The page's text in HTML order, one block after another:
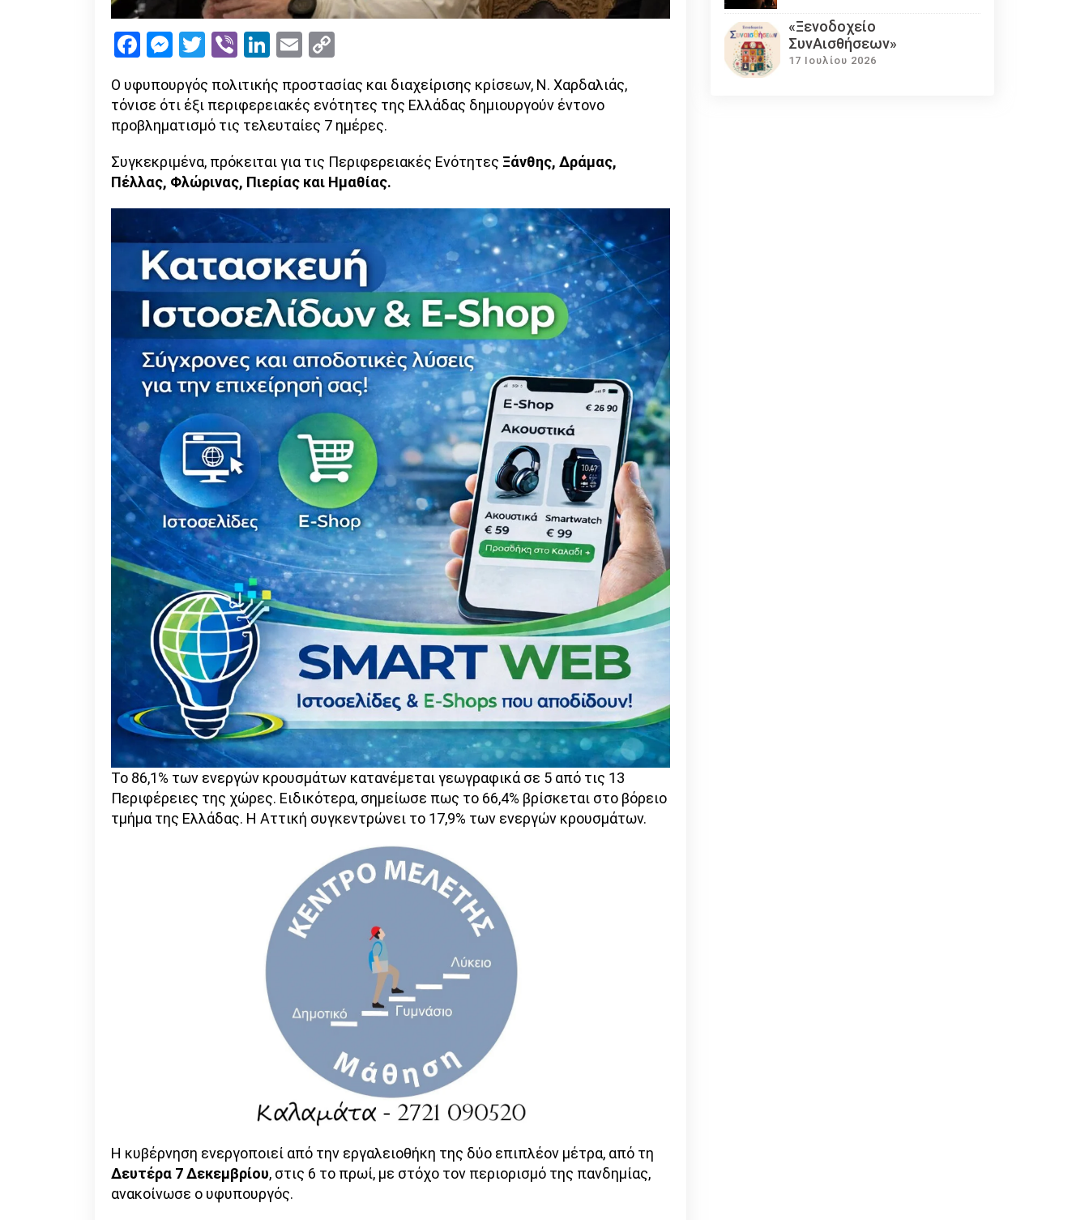
Facebook
Messenger
Twitter
ViberLinkedIn
Email
Link
Ο υφυπουργός πολιτικής προστασίας και διαχείρισης κρίσεων, Ν. Χαρδαλιάς,
τόνισε ότι έξι περιφερειακές ενότητες της Ελλάδας δημιουργούν έντονο
προβληματισμό τις τελευταίες 7 ημέρες.
Συγκεκριμένα, πρόκειται για τις Περιφερειακές Ενότητες Ξάνθης, Δράμας,
Πέλλας, Φλώρινας, Πιερίας και Ημαθίας.
Το 86,1% των ενεργών κρουσμάτων κατανέμεται γεωγραφικά σε 5 από τις 13
Περιφέρειες της χώρες. Ειδικότερα, σημείωσε πως το 66,4% βρίσκεται στο βόρειο
τμήμα της Ελλάδας. Η Αττική συγκεντρώνει το 17,9% των ενεργών κρουσμάτων.
Η κυβέρνηση ενεργοποιεί από την εργαλειοθήκη της δύο επιπλέον μέτρα, από τη
Δευτέρα 7 Δεκεμβρίου, στις 6 το πρωί, με στόχο τον περιορισμό της πανδημίας,
ανακοίνωσε ο υφυπουργός.
«Ξενοδοχείο
ΣυνΑισθήσεων»
17 Ιουλίου 2026